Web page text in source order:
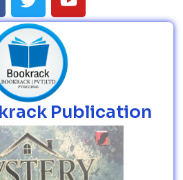
Publication